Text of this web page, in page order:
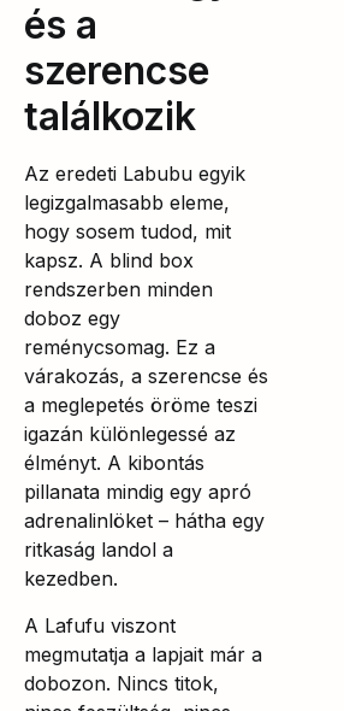
és a
szerencse
találkozik
Az eredeti Labubu egyik
legizgalmasabb eleme,
hogy sosem tudod, mit
kapsz. A blind box
rendszerben minden
doboz egy
reménycsomag. Ez a
várakozás, a szerencse és
a meglepetés öröme teszi
igazán különlegessé az
élményt. A kibontás
pillanata mindig egy apró
adrenalinlöket – hátha egy
ritkaság landol a
kezedben.
A Lafufu viszont
megmutatja a lapjait már a
dobozon. Nincs titok,